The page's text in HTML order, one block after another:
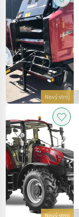
Nový stroj
Nový stroj